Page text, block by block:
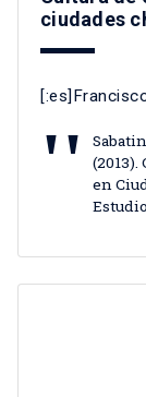
ciudades
en